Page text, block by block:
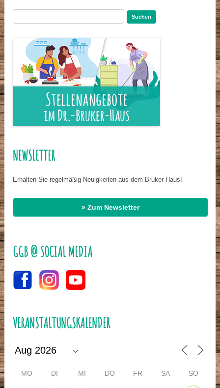
NEWSLETTER
Erhalten Sie regelmäßig Neuigkeiten aus dem Bruker-Haus!
» Zum Newsletter
GGB @ SOCIAL MEDIA
VERANSTALTUNGSKALENDER
MO DI MI DO FR SA SO